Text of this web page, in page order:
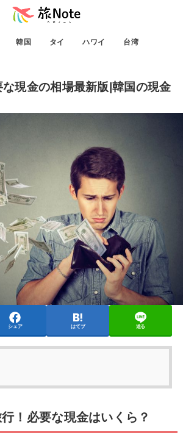
韓国 タイ ハワイ 台湾
現金の相場最新版|韓国の現金
シェア はてブ 送る
！必要な現金はいくら？